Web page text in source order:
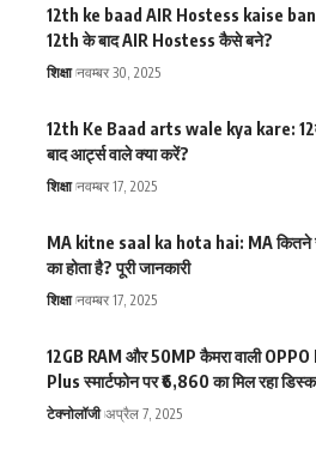
12th ke baad AIR Hostess kaise
12th के बाद AIR Hostess कैसे बने?
शिक्षा नवम्बर 30, 2025
12th Ke Baad arts wale kya kare:
बाद आर्ट्स वाले क्या करें?
शिक्षा नवम्बर 17, 2025
MA kitne saal ka hota hai: MA कितने
का होता है? पूरी जानकारी
शिक्षा नवम्बर 17, 2025
12GB RAM और 50MP कैमरा वाली OPPO
Plus स्मार्टफोन पर ₹6,860 का मिल रहा
टेक्नोलॉजी अप्रैल 7, 2025